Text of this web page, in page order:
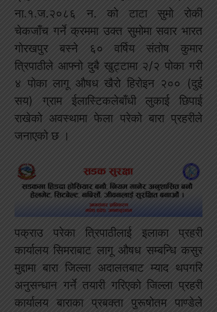
ना.१.ज.२०८६ न.को टाटा सुमो
रोकी
चेकजाँच गर्ने क्रममा उक्त सुमोमा सवार भारत
गोरखपुर
बस्ने६० वर्षियसंतोष
कुमार
त्रिपाठीले आफ्नो दुबै खुट्टामा २/२ पोका गरी
४ पोका लागू औषध खैरो हिरोइन २०० (दुई
सय) ग्राम ईलास्टिकलेबाँधी लुकाई
छिपाई
राखेको अवस्थामा फेला परेको बारा प्रहरीले
जनाएको छ ।
पक्राउ परेका त्रिपाठीलाई इलाका
प्रहरी
कार्यालय सिमराबाट लागू औषध सम्बन्धि कसुर
मुद्दामा बारा जिल्ला अदालतबाट म्याद थपगरि
अनुसन्धान गर्ने तयारी गरिएको जिल्ला प्रहरी
कार्यालय बाराका प्रबक्ता पुरूषोतम पाण्डेले